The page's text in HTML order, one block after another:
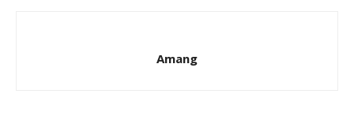
Amang